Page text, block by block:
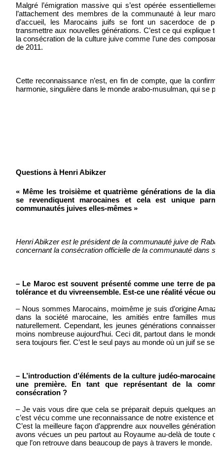
Malgré l’émigration massive qui s’est opérée
l’attachement des membres de la communauté à leur
d’accueil, les Marocains juifs se font un sacerdoce de
transmettre aux nouvelles générations. C’est ce qui explique
la consécration de la culture juive comme l’une des
de 2011.
Cette reconnaissance n’est, en fin de compte, que la
harmonie, singulière dans le monde arabo-musulman, qui se
Questions à Henri Abikzer
« Même les troisième et quatrième générations de la
se revendiquent marocaines et cela est unique
communautés juives elles-mêmes »
Henri Abikzer est le président de la communauté juive de
concernant la consécration officielle de la communauté dans
– Le Maroc est souvent présenté comme une terre de
tolérance et du vivreensemble. Est-ce une réalité vécue ou
– Nous sommes Marocains, moimême je suis d’origine
dans la société marocaine, les amitiés entre familles
naturellement. Cependant, les jeunes générations
moins nombreuse aujourd’hui. Ceci dit, partout dans le
sera toujours fier. C’est le seul pays au monde où un juif se
– L’introduction d’éléments de la culture judéo-
une première. En tant que représentant de la
consécration ?
– Je vais vous dire que cela se préparait depuis quelques
c’est vécu comme une reconnaissance de notre existence et
C’est la meilleure façon d’apprendre aux nouvelles
avons vécues un peu partout au Royaume au-delà de toute
que l’on retrouve dans beaucoup de pays à travers le monde.